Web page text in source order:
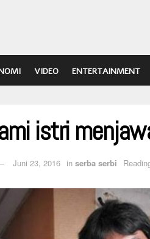
VIDEO ENTERTAINMENT
istri
Juni 23, 2016 in serba serbi